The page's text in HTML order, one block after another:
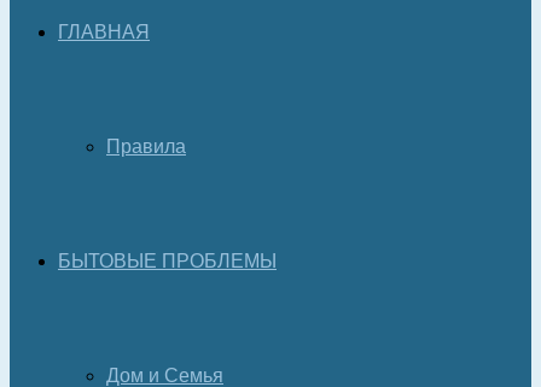
ГЛАВНАЯ
Правила
БЫТОВЫЕ ПРОБЛЕМЫ
Дом и Семья